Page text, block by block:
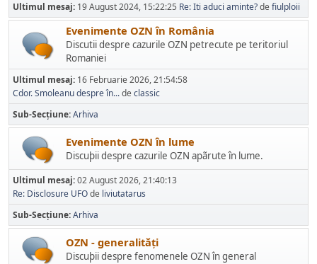
Ultimul mesaj: 19 August 2024, 15:22:25 Re: Iti aduci aminte?de fiulploii
Evenimente OZN în România
Discutii despre cazurile OZN petrecute pe teritoriul
Romaniei
Ultimul mesaj: 16 Februarie 2026, 21:54:58
Cdor. Smoleanu despre în...de classic
Sub-Secțiune Arhiva
Evenimente OZN în lume
Discuþii despre cazurile OZN apãrute în lume.
Ultimul mesaj:02 August 2026, 21:40:13
Re: Disclosure UFOde liviutatarus
Sub-Secțiune Arhiva
OZN - generalități
Discuþii despre fenomenele OZN în general